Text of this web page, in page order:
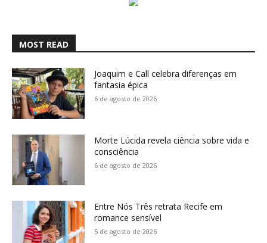
MOST READ
Joaquim e Call celebra diferenças em
fantasia épica
6 de agosto de 2026
Morte Lúcida revela ciência sobre vida e
consciência
6 de agosto de 2026
Entre Nós Três retrata Recife em
romance sensível
5 de agosto de 2026